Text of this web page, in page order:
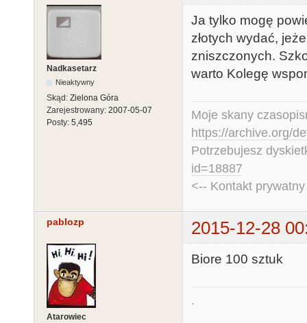
Nadkasetarz
Nieaktywny
Skąd: Zielona Góra
Zarejestrowany: 2007-05-07
Posty: 5,495
Ja tylko mogę
złotych wydać,
zniszczonych.
warto Kolegę
Moje skany
https://archive.org/
Potrzebujesz
id=18887
<-- Kontakt
pablozp 2015-12-28
Atarowiec
Biore 100 sztuk
.